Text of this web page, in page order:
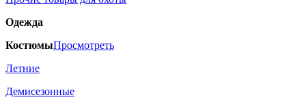
Одежда
КостюмыПросмотреть
Летние
Демисезонные